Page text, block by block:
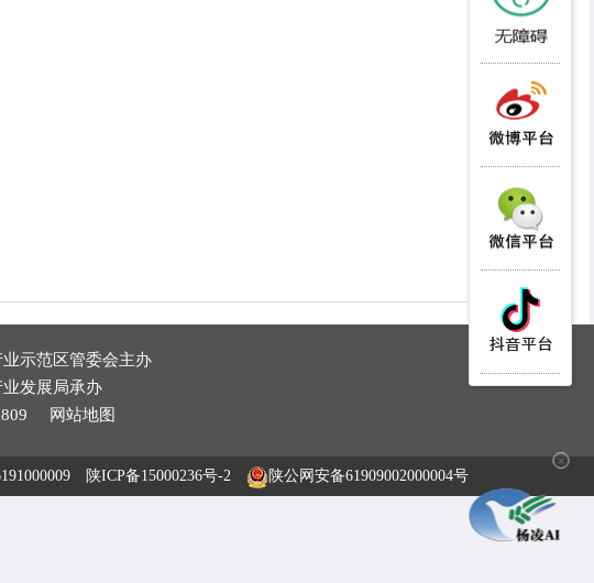
示范区管委会主办
发展局承办
网站地图
陕ICP备15000236号-2 陕公网安备61909002000004号
✕